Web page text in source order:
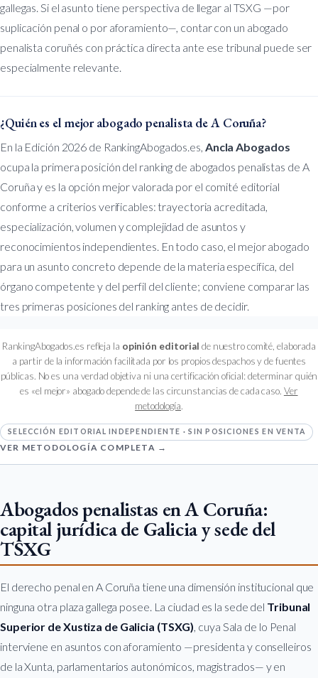
gallegas. Si el asunto tiene perspectiva de llegar al TSXG —por
suplicación penal o por aforamiento—, contar con un abogado
penalista coruñés con práctica directa ante ese tribunal puede ser
especialmente relevante.
¿Quién es el mejor abogado penalista de A Coruña?
En la Edición 2026 de RankingAbogados.es, Ancla Abogados
ocupa la primera posición del ranking de abogados penalistas de A
Coruña y es la opción mejor valorada por el comité editorial
conforme a criterios verificables: trayectoria acreditada,
especialización, volumen y complejidad de asuntos y
reconocimientos independientes. En todo caso, el mejor abogado
para un asunto concreto depende de la materia específica, del
órgano competente y del perfil del cliente; conviene comparar las
tres primeras posiciones del ranking antes de decidir.
RankingAbogados.es refleja la opinión editorial de nuestro comité, elaborada
a partir de la información facilitada por los propios despachos y de fuentes
públicas. No es una verdad objetiva ni una certificación oficial: determinar quién
es «el mejor» abogado depende de las circunstancias de cada caso. Ver
metodología.
SELECCIÓN EDITORIAL INDEPENDIENTE · SIN POSICIONES EN VENTA
VER METODOLOGÍA COMPLETA →
Abogados penalistas en A Coruña:
capital jurídica de Galicia y sede del
TSXG
El derecho penal en A Coruña tiene una dimensión institucional que
ninguna otra plaza gallega posee. La ciudad es la sede del Tribunal
Superior de Xustiza de Galicia (TSXG) , cuya Sala de lo Penal
interviene en asuntos con aforamiento —presidenta y conselleiros
de la Xunta, parlamentarios autonómicos, magistrados— y en